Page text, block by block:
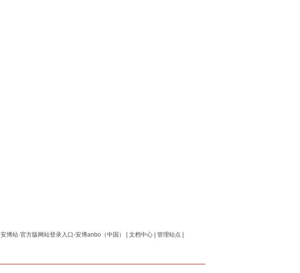
安博站·官方版网站登录入口-安博anbo（中国） 文档中心 管理站点